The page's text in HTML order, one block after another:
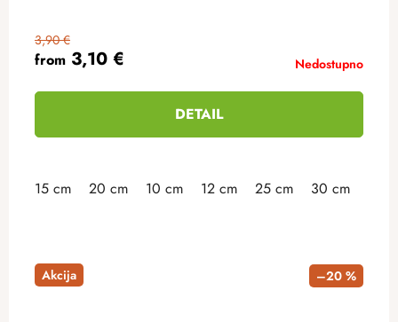
from 3,10 €
3,90 €
Nedostupno
DETAIL
15 cm 20 cm 10 cm 12 cm 25 cm 30 cm
Akcija –20 %